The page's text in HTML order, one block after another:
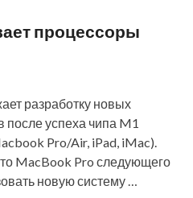
процессоры
разработку новых
успеха чипа M1
Pro/Air, iPad, iMac).
MacBook Pro следующего
новую систему …